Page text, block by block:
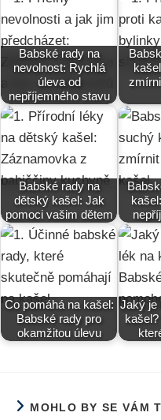
Babské rady na
nevolnost: Rychlá
úleva od
nepříjemného stavu
Babské rady na
dětský kašel: Jak
pomoci vašim dětem
Co pomáhá na kašel:
Babské rady pro
okamžitou úlevu
Jaký je
MOHLO BY SE VÁM